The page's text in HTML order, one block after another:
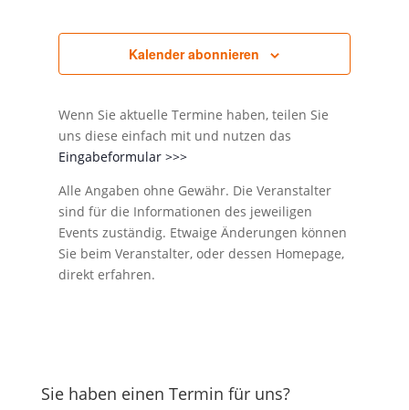
Kalender abonnieren
Wenn Sie aktuelle Termine haben, teilen Sie
uns diese einfach mit und nutzen das
Eingabeformular >>>
Alle Angaben ohne Gewähr. Die Veranstalter
sind für die Informationen des jeweiligen
Events zuständig. Etwaige Änderungen können
Sie beim Veranstalter, oder dessen Homepage,
direkt erfahren.
Sie haben einen Termin für uns?